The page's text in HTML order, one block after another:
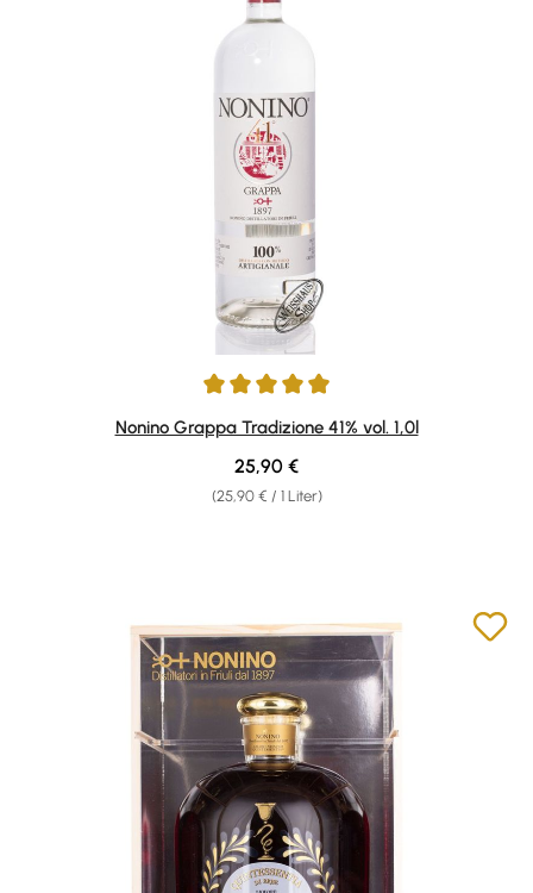
Durchschnittliche Bewertung von 4.91 von 5 Sternen
Nonino Grappa Tradizione 41% vol. 1,0l
(25,90 € / 1 Liter)
Regulärer Preis:
25,90 €